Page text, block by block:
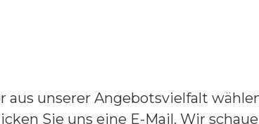
unserer Angebotsvielfalt
Sie uns eine E-Mail. Wir